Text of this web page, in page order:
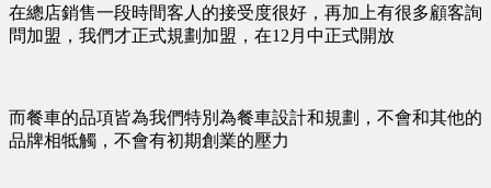
在總店銷售一段時間客人的接受度很好，再加上有很多顧客詢
問加盟，我們才正式規劃加盟，在12月中正式開放
而餐車的品項皆為我們特別為餐車設計和規劃，不會和其他的
品牌相牴觸，不會有初期創業的壓力